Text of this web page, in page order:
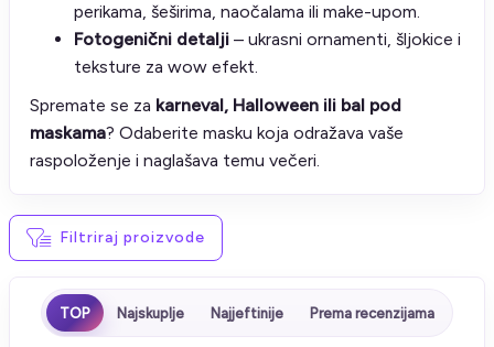
perikama, šeširima, naočalama ili make-upom.
Fotogenični detalji – ukrasni ornamenti, šljokice i
teksture za wow efekt.
Spremate se za karneval, Halloween ili bal pod
maskama? Odaberite masku koja odražava vaše
raspoloženje i naglašava temu večeri.
Filtriraj proizvode
TOP Najskuplje Najjeftinije Prema recenzijama